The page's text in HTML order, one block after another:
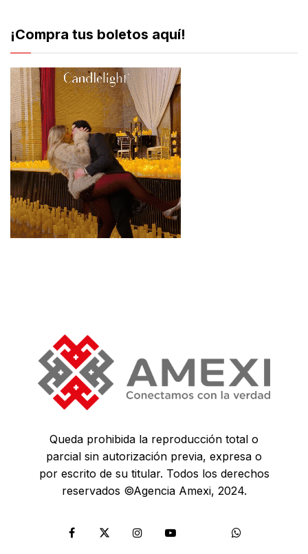
¡Compra tus boletos aquí!
Queda prohibida la reproducción total o
parcial sin autorización previa, expresa o
por escrito de su titular. Todos los derechos
reservados ©Agencia Amexi, 2024.